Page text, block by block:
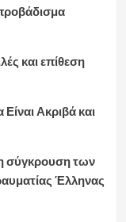
και επίθεση
Ακριβά και
σύγκρουση των
Έλληνας